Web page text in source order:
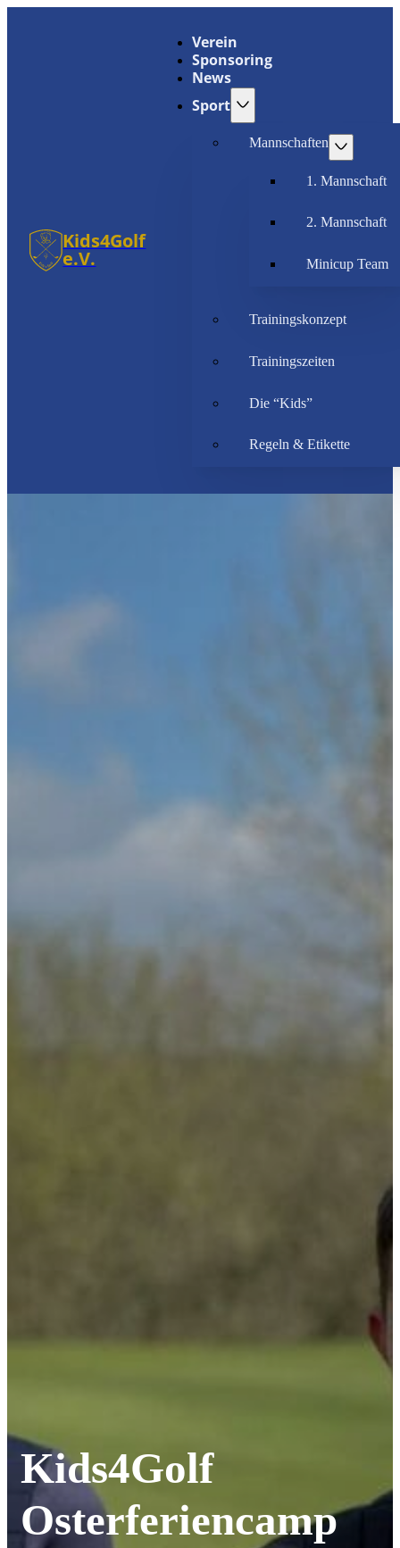
Kids4Golf
e.V.
Verein
Sponsoring
News
Sport
Mannschaften
1. Mannschaft
2. Mannschaft
Minicup Team
Trainingskonzept
Trainingszeiten
Die “Kids”
Regeln & Etikette
Kids4Golf
Osterferiencamp